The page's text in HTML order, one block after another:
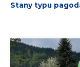
Stany typu